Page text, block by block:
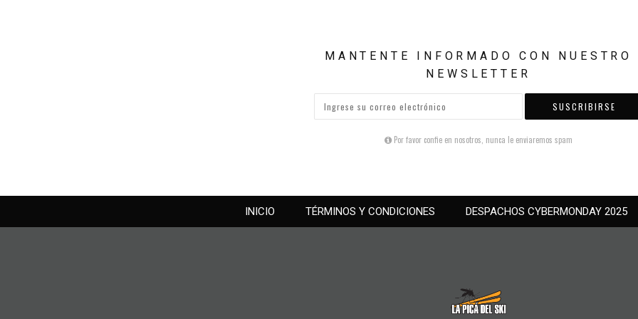
MANTENTE INFORMADO CON NUESTRO
NEWSLETTER
SUSCRIBIRSE
Por favor confie en nosotros, nunca le enviaremos spam
INICIO TÉRMINOS Y CONDICIONES DESPACHOS CYBERMONDAY 2025